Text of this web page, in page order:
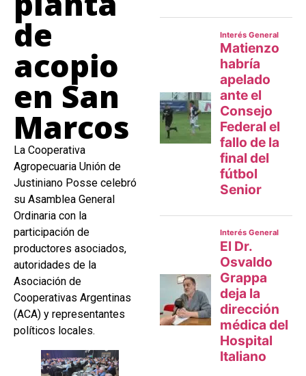
de
acopio
en San
Marcos
La Cooperativa
Agropecuaria Unión de
Justiniano Posse celebró
su Asamblea General
Ordinaria con la
participación de
productores asociados,
autoridades de la
Asociación de
Cooperativas Argentinas
(ACA) y representantes
políticos locales.